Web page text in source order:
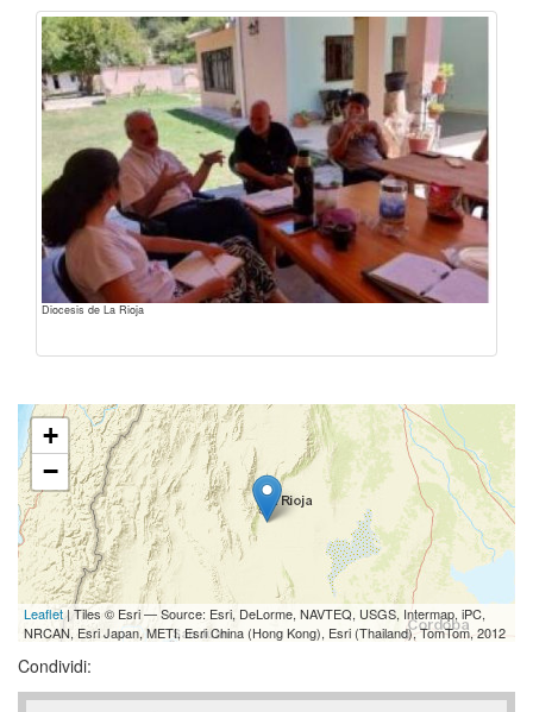
Diocesis de La Rioja
+
−
Leaflet| Tiles © Esri — Source: Esri, DeLorme, NAVTEQ, USGS, Intermap, iPC,
NRCAN, Esri Japan, METI, Esri China (Hong Kong), Esri (Thailand), TomTom, 2012
Condividi: